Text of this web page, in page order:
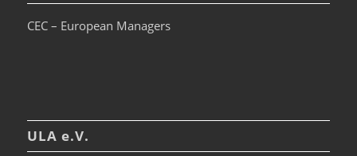
CEC – European Managers
ULA e.V.